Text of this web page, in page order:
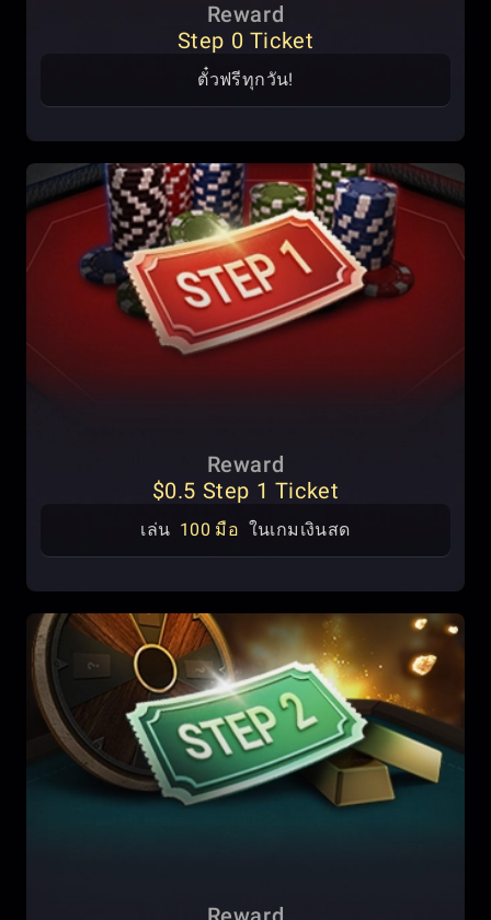
Reward
Step 0 Ticket
ตั๋วฟรีทุกวัน!
Reward
$0.5 Step 1 Ticket
เล่น 100 มือ ในเกมเงินสด